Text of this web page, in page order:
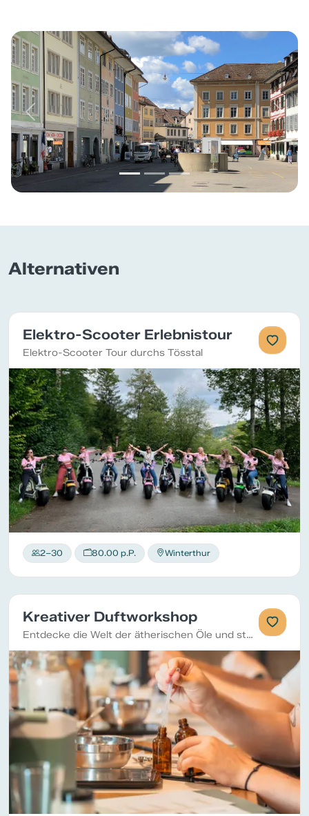
Previous Next
Alternativen
Elektro-Scooter Erlebnistour
Elektro-Scooter Tour durchs Tösstal
2–30 80.00 p.P. Winterthur
Kreativer Duftworkshop
Entdecke die Welt der ätherischen Öle und stelle unter professioneller Anleitung natürliche Duftprodukte her. Ein kreatives Erlebnis für Freunde, Paare, Teams oder alle, die sich eine besondere Auszeit gönnen möchten.